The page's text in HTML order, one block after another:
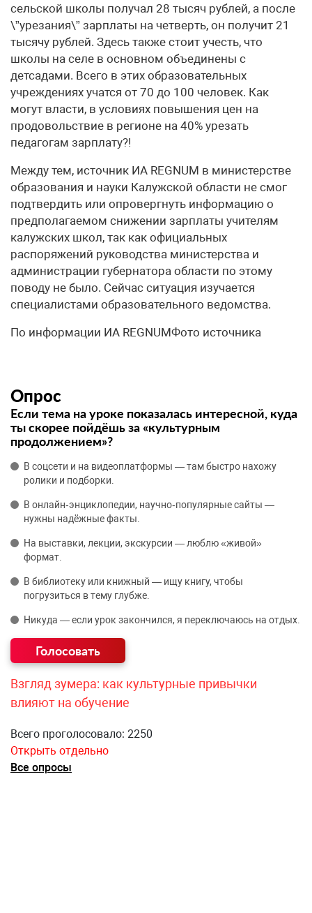
сельской школы получал 28 тысяч рублей, а после
\”урезания\” зарплаты на четверть, он получит 21
тысячу рублей. Здесь также стоит учесть, что
школы на селе в основном объединены с
детсадами. Всего в этих образовательных
учреждениях учатся от 70 до 100 человек. Как
могут власти, в условиях повышения цен на
продовольствие в регионе на 40% урезать
педагогам зарплату?!
Между тем, источник ИА REGNUM в министерстве
образования и науки Калужской области не смог
подтвердить или опровергнуть информацию о
предполагаемом снижении зарплаты учителям
калужских школ, так как официальных
распоряжений руководства министерства и
администрации губернатора области по этому
поводу не было. Сейчас ситуация изучается
специалистами образовательного ведомства.
По информации ИА REGNUMФото источника
Опрос
Если тема на уроке показалась интересной, куда
ты скорее пойдёшь за «культурным
продолжением»?
В соцсети и на видеоплатформы — там быстро нахожу
ролики и подборки.
В онлайн‑энциклопедии, научно‑популярные сайты —
нужны надёжные факты.
На выставки, лекции, экскурсии — люблю «живой»
формат.
В библиотеку или книжный — ищу книгу, чтобы
погрузиться в тему глубже.
Никуда — если урок закончился, я переключаюсь на отдых.
Взгляд зумера: как культурные привычки
влияют на обучение
Всего проголосовало: 2250
Открыть отдельно
Все опросы